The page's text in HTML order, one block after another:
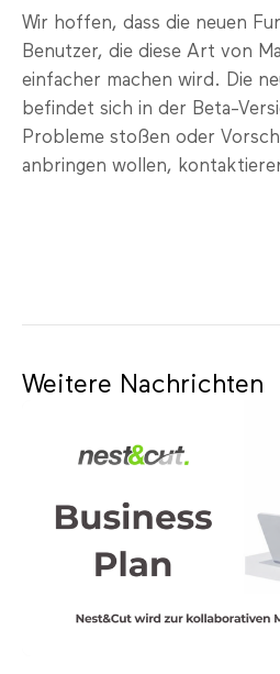
Wir hoffen, dass die neuen
Benutzer, die diese Art von
einfacher machen wird. Die
befindet sich in der Beta-
Probleme stoßen oder
anbringen wollen,
Weitere Nachrichten